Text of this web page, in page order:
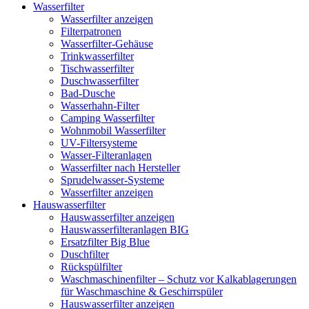
Wasserfilter
Wasserfilter anzeigen
Filterpatronen
Wasserfilter-Gehäuse
Trinkwasserfilter
Tischwasserfilter
Duschwasserfilter
Bad-Dusche
Wasserhahn-Filter
Camping Wasserfilter
Wohnmobil Wasserfilter
UV-Filtersysteme
Wasser-Filteranlagen
Wasserfilter nach Hersteller
Sprudelwasser-Systeme
Wasserfilter anzeigen
Hauswasserfilter
Hauswasserfilter anzeigen
Hauswasserfilteranlagen BIG
Ersatzfilter Big Blue
Duschfilter
Rückspülfilter
Waschmaschinenfilter – Schutz vor Kalkablagerungen
für Waschmaschine & Geschirrspüler
Hauswasserfilter anzeigen